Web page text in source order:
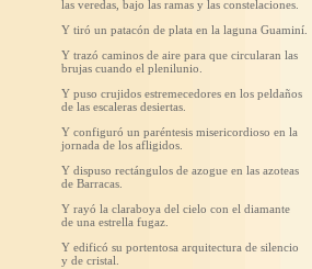
las veredas, bajo las ramas y las constelaciones.
Y tiró un patacón de plata en la laguna Guaminí.
Y trazó caminos de aire para que circularan las
brujas cuando el plenilunio.
Y puso crujidos estremecedores en los peldaños
de las escaleras desiertas.
Y configuró un paréntesis misericordioso en la
jornada de los afligidos.
Y dispuso rectángulos de azogue en las azoteas
de Barracas.
Y rayó la claraboya del cielo con el diamante
de una estrella fugaz.
Y edificó su portentosa arquitectura de silencio
y de cristal.